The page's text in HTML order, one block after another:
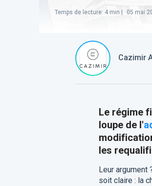
Temps de lecture: 4min | 05 mai
Cazimir
Le régime
loupe de l'
les
Leur argument
soit claire : la